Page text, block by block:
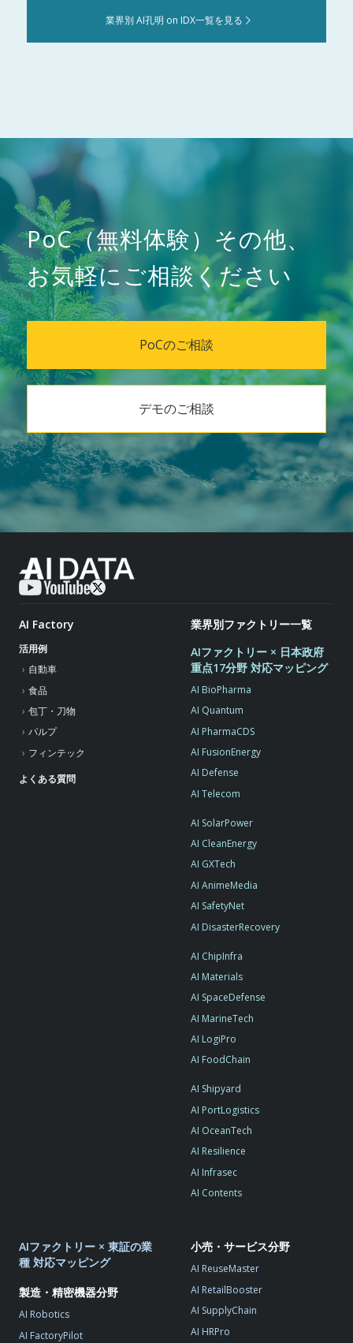
業界別 AI孔明 on IDX一覧を見る
PoC（無料体験）その他、
お気軽にご相談ください
PoCのご相談
デモのご相談
AI Factory
活用例
自動車
食品
包丁・刀物
パルプ
フィンテック
よくある質問
業界別ファクトリー一覧
AIファクトリー × 日本政府
重点17分野 対応マッピング
AI BioPharma
AI Quantum
AI PharmaCDS
AI FusionEnergy
AI Defense
AI Telecom
AI SolarPower
AI CleanEnergy
AI GXTech
AI AnimeMedia
AI SafetyNet
AI DisasterRecovery
AI ChipInfra
AI Materials
AI SpaceDefense
AI MarineTech
AI LogiPro
AI FoodChain
AI Shipyard
AI PortLogistics
AI OceanTech
AI Resilience
AI Infrasec
AI Contents
AIファクトリー × 東証の業
種 対応マッピング
製造・精密機器分野
AI Robotics
AI FactoryPilot
小売・サービス分野
AI ReuseMaster
AI RetailBooster
AI SupplyChain
AI HRPro